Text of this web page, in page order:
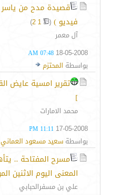
قصيدة مدح من ياسر
فيديو ) (
1
2
)
آل معمر
18-05-2008
07:48 AM
بواسطة المحتزم
تقرير امسية عايض
]
محمد الامارات
17-05-2008
11:11 PM
بواسطة سعيد مسعود العماني
مسرح المفتاحة ..
المعنى اليوم الاثنين الموافق 7/
علي بن مسفرالحبابي